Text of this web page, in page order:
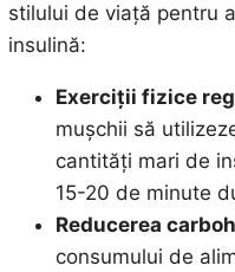
stilului de viață pentru
insulină:
Exerciții fizice
mușchii să
cantități mari de
15-20 de minute
Reducerea
consumului de